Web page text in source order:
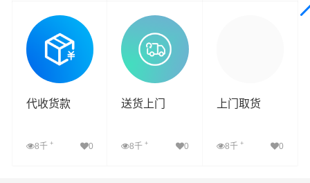
查看详细 查看详细
代收货款
8千 + 0
送货上门
8千+ 0
上门取货
8千 + 0